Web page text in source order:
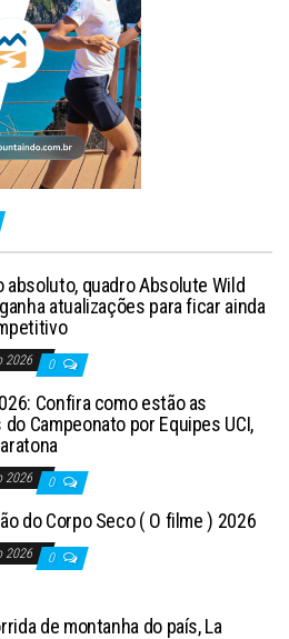
absoluto, quadro Absolute Wild
atualizações para ficar ainda
2026 0
Confira como estão as
Campeonato por Equipes UCI,
2026 0
do Corpo Seco ( O filme ) 2026
2026 0
de montanha do país, La